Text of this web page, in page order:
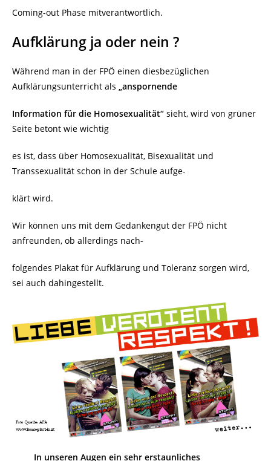
Coming-out Phase mitverantwortlich.
Aufklärung ja oder nein ?
Während man in der FPÖ einen diesbezüglichen
Aufklärungsunterricht als „anspornende
Information für die Homosexualität“ sieht, wird von grüner
Seite betont wie wichtig
es ist, dass über Homosexualität, Bisexualität und
Transsexualität schon in der Schule aufge-
klärt wird.
Wir können uns mit dem Gedankengut der FPÖ nicht
anfreunden, ob allerdings nach-
folgendes Plakat für Aufklärung und Toleranz sorgen wird,
sei auch dahingestellt.
In unseren Augen ein sehr erstaunliches